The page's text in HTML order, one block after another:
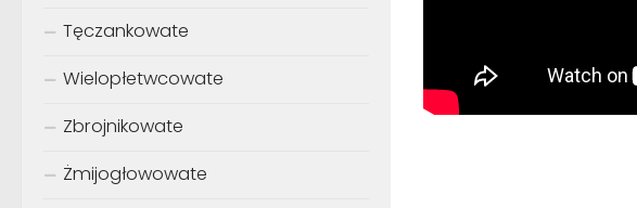
Tęczankowate
Wielopłetwcowate
Zbrojnikowate
Żmijogłowowate